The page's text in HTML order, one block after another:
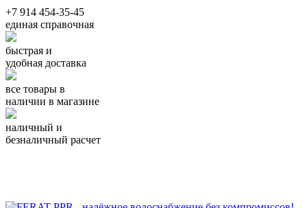
+7 914 454-35-45
единая справочная
быстрая и
удобная доставка
все товары в
наличии в магазине
наличный и
безналичный расчет